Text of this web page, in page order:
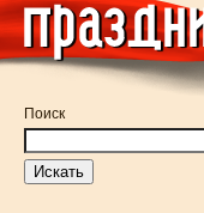
Поиск